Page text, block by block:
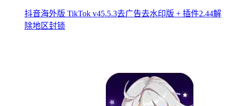
抖音海外版 TikTok v45.5.3去广告去水印版 + 插件2.44解
除地区封锁